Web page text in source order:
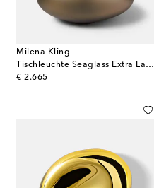
Milena Kling
Tischleuchte Seaglass Extra Large
€ 2.665
original price